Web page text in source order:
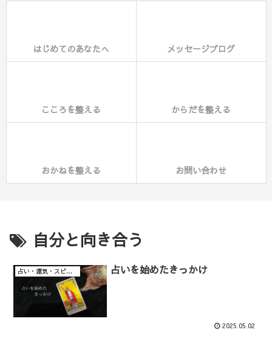
はじめてのあなたへ メッセージブログ
こころを整える からだを整える
おかねを整える お問い合わせ
自分と向き合う
占い・運気・スピリチュアル・意識 占いを始めたきっかけ
2025.05.02